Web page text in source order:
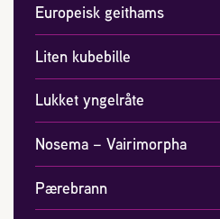
Lover og regler
Plassering av bigård
Sjekkliste for kjøp og
Sykdom hos bier
Europeisk geithams
Liten kubebille
Lukket yngelråte
Nosema – Vairimorpha
Pærebrann